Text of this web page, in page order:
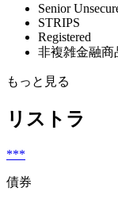
Senior
STRIPS
Registered
非複雑金融商
もっと見る
リストラ
***
債券